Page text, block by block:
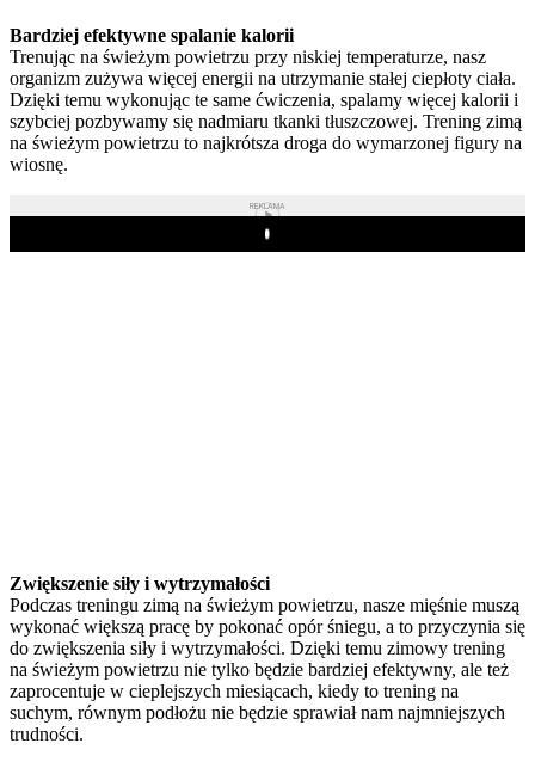
Bardziej efektywne spalanie kalorii
Trenując na świeżym powietrzu przy niskiej temperaturze, nasz
organizm zużywa więcej energii na utrzymanie stałej ciepłoty ciała.
Dzięki temu wykonując te same ćwiczenia, spalamy więcej kalorii i
szybciej pozbywamy się nadmiaru tkanki tłuszczowej. Trening zimą
na świeżym powietrzu to najkrótsza droga do wymarzonej figury na
wiosnę.
REKLAMA
Play
Zwiększenie siły i wytrzymałości
Podczas treningu zimą na świeżym powietrzu, nasze mięśnie muszą
wykonać większą pracę by pokonać opór śniegu, a to przyczynia się
do zwiększenia siły i wytrzymałości. Dzięki temu zimowy trening
na świeżym powietrzu nie tylko będzie bardziej efektywny, ale też
zaprocentuje w cieplejszych miesiącach, kiedy to trening na
suchym, równym podłożu nie będzie sprawiał nam najmniejszych
trudności.